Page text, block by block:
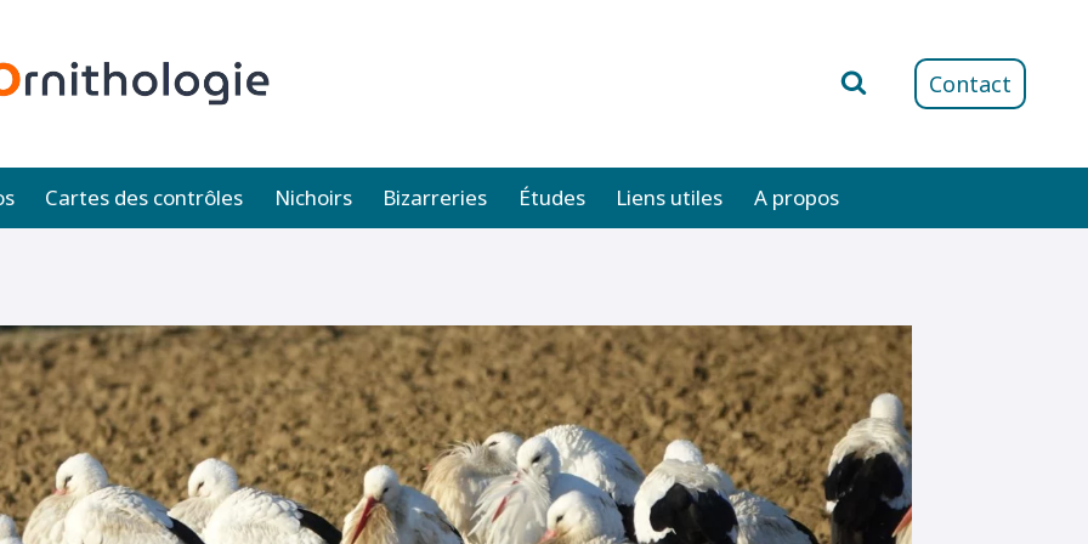
Contact
Cartes des contrôles Nichoirs Bizarreries Études Liens utiles A propos